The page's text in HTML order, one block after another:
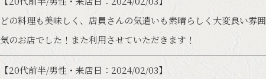
どの料理も美味しく、店員さんの気遣いも素晴らしく大変良い雰囲
気のお店でした！また利用させていただきます！
【20代前半/男性・来店日：2024/02/03】